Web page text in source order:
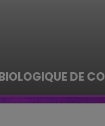
DE
de Connantre